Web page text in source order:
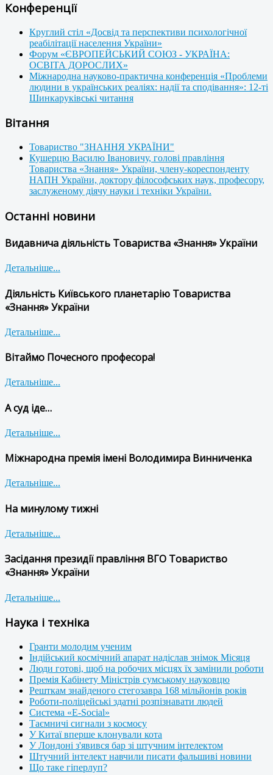
Конференції
Круглий стіл «Досвід та перспективи психологічної
реабілітації населення України»
Форум «ЄВРОПЕЙСЬКИЙ СОЮЗ - УКРАЇНА:
ОСВІТА ДОРОСЛИХ»
Міжнародна науково-практична конференція «Проблеми
людини в українських реаліях: надії та сподівання»: 12-ті
Шинкаруківські читання
Вітання
Товариство "ЗНАННЯ УКРАЇНИ"
Кушерцю Василю Івановичу, голові правління
Товариства «Знання» України, члену-кореспонденту
НАПН України, доктору філософських наук, професору,
заслуженому діячу науки і техніки України.
Останні новини
Видавнича діяльність Товариства «Знання» України
Детальніше...
Діяльність Київського планетарію Товариства
«Знання» України
Детальніше...
Вітаймо Почесного професора!
Детальніше...
А суд іде…
Детальніше...
Міжнародна премія імені Володимира Винниченка
Детальніше...
На минулому тижні
Детальніше...
Засідання президії правління ВГО Товариство
«Знання» України
Детальніше...
Наука і техніка
Гранти молодим ученим
Індійський космічний апарат надіслав знімок Місяця
Люди готові, щоб на робочих місцях їх замінили роботи
Премія Кабінету Міністрів сумському науковцю
Решткам знайденого стегозавра 168 мільйонів років
Роботи-поліцейські здатні розпізнавати людей
Система «E-Social»
Таємничі сигнали з космосу
У Китаї вперше клонували кота
У Лондоні з'явився бар зі штучним інтелектом
Штучний інтелект навчили писати фальшиві новини
Що таке гіперлуп?